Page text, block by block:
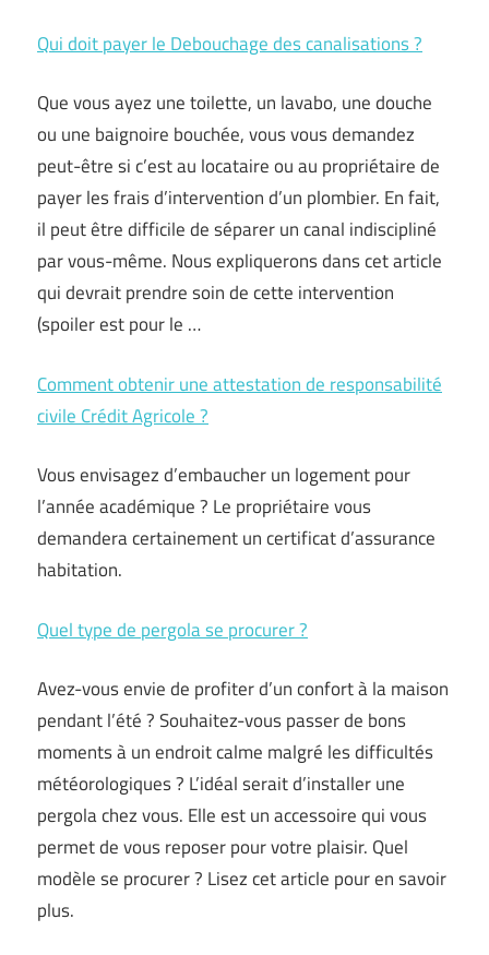
Qui doit payer le Debouchage des canalisations ?
Que vous ayez une toilette, un lavabo, une douche
ou une baignoire bouchée, vous vous demandez
peut-être si c’est au locataire ou au propriétaire de
payer les frais d’intervention d’un plombier. En fait,
il peut être difficile de séparer un canal indiscipliné
par vous-même. Nous expliquerons dans cet article
qui devrait prendre soin de cette intervention
(spoiler est pour le …
Comment obtenir une attestation de responsabilité
civile Crédit Agricole ?
Vous envisagez d’embaucher un logement pour
l’année académique ? Le propriétaire vous
demandera certainement un certificat d’assurance
habitation.
Quel type de pergola se procurer ?
Avez-vous envie de profiter d’un confort à la maison
pendant l’été ? Souhaitez-vous passer de bons
moments à un endroit calme malgré les difficultés
météorologiques ? L’idéal serait d’installer une
pergola chez vous. Elle est un accessoire qui vous
permet de vous reposer pour votre plaisir. Quel
modèle se procurer ? Lisez cet article pour en savoir
plus.